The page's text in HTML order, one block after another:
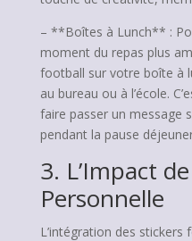
– **Boîtes à Lunch** :
moment du repas plus
football sur votre boîte à
au bureau ou à l’école.
faire passer un message
pendant la pause
3. L’Impact
Personnelle
L’intégration des